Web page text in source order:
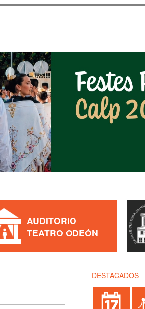
DESTACADOS
AUDITORIO
TEATRO ODEÓN